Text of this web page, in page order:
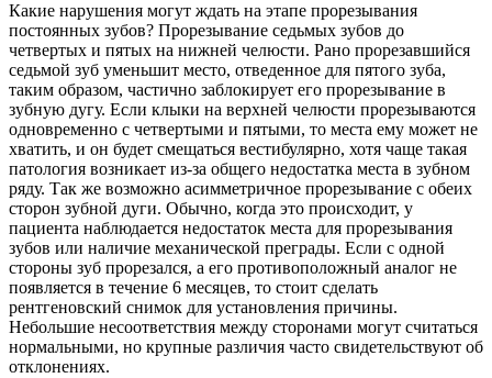
Какие нарушения могут ждать на этапе прорезывания
постоянных зубов? Прорезывание седьмых зубов до
четвертых и пятых на нижней челюсти. Рано прорезавшийся
седьмой зуб уменьшит место, отведенное для пятого зуба,
таким образом, частично заблокирует его прорезывание в
зубную дугу. Если клыки на верхней челюсти прорезываются
одновременно с четвертыми и пятыми, то места ему может не
хватить, и он будет смещаться вестибулярно, хотя чаще такая
патология возникает из-за общего недостатка места в зубном
ряду. Так же возможно асимметричное прорезывание с обеих
сторон зубной дуги. Обычно, когда это происходит, у
пациента наблюдается недостаток места для прорезывания
зубов или наличие механической преграды. Если с одной
стороны зуб прорезался, а его противоположный аналог не
появляется в течение 6 месяцев, то стоит сделать
рентгеновский снимок для установления причины.
Небольшие несоответствия между сторонами могут считаться
нормальными, но крупные различия часто свидетельствуют об
отклонениях.